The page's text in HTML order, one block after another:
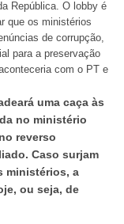
República. O lobby é
que os ministérios
de corrupção,
para a preservação
com o PT e
uma caça às
no ministério
reverso
Caso surjam
ministérios, a
ou seja, de